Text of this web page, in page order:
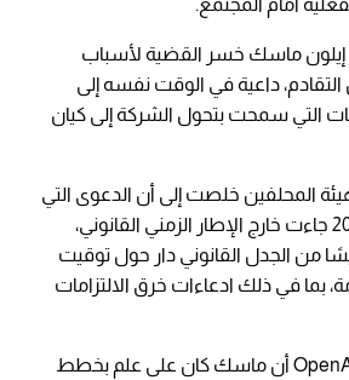
إيلون ماسك خسر القضية لأسباب
التقادم، داعية في الوقت نفسه إلى
التي سمحت بتحول الشركة إلى كيان
المحلفين خلصت إلى أن الدعوى التي
رفعها ماسك عام 2024 جاءت خارج الإطار الزمني القانوني،
من الجدل القانوني دار حول توقيت
بما في ذلك ادعاءات خرق الالتزامات
وفي المقابل، أكدت OpenAI أن ماسك كان على علم بخطط